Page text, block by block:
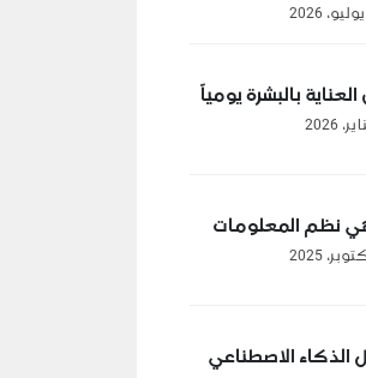
بالبشرة يومياً
نظم المعلومات
الذكاء الاصطناعي